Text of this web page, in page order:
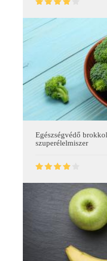
Egészségvédő
szuperélelmiszer